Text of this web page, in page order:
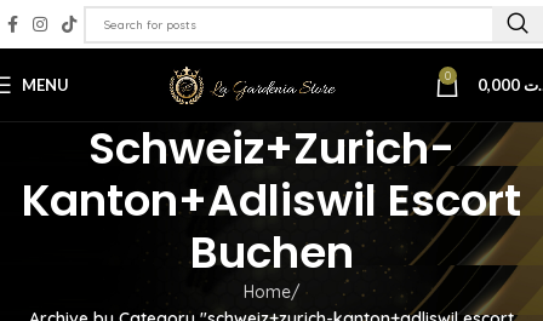
MENU 0
Schweiz+zurich-
Kanton+adliswil Escort
Buchen
Home